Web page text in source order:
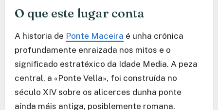
O que este lugar conta
A historia de Ponte Maceira é unha crónica
profundamente enraizada nos mitos e o
significado estratéxico da Idade Media. A peza
central, a «Ponte Vella», foi construída no
século XIV sobre os alicerces dunha ponte
aínda máis antiga, posiblemente romana.